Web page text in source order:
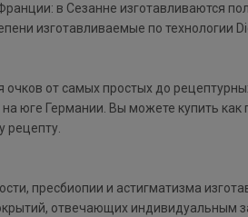
в Сезанне изготавливаются
изготавливаемые по технологии
от самых простых до
юге Германии. Вы можете купить
рецепту.
пресбиопии и астигматизма
отвечающих индивидуальным